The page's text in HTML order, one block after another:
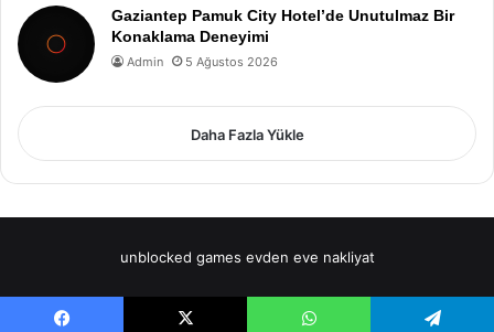
Gaziantep Pamuk City Hotel’de Unutulmaz Bir
Konaklama Deneyimi
Admin 5 Ağustos 2026
Daha Fazla Yükle
unblocked games evden eve nakliyat